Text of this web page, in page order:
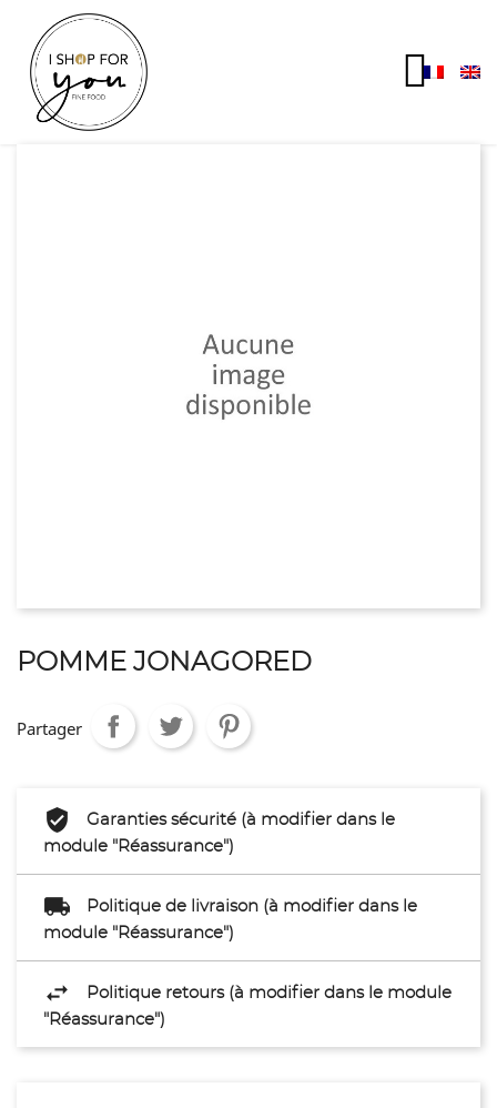
POMME JONAGORED
Partager
Garanties sécurité (à modifier dans le
module "Réassurance")
Politique de livraison (à modifier dans le
module "Réassurance")
Politique retours (à modifier dans le module
"Réassurance")